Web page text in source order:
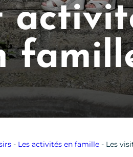
- Les activités en famille - Les